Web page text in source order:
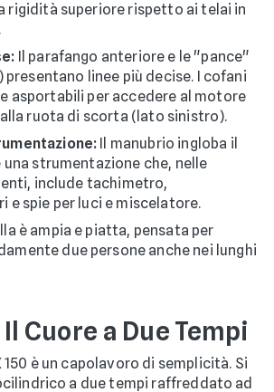
rigidità superiore rispetto ai telai in
Il parafango anteriore e le "pance"
presentano linee più decise. I cofani
asportabili per accedere al motore
ruota di scorta (lato sinistro).
Il manubrio ingloba il
strumentazione che, nelle
include tachimetro,
e spie per luci e miscelatore.
è ampia e piatta, pensata per
due persone anche nei lunghi
Cuore a Due Tempi
è un capolavoro di semplicità. Si
a due tempi raffreddato ad